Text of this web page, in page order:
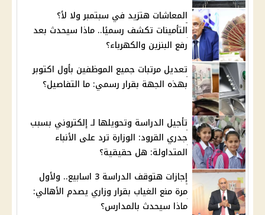
المعاشات هتزيد في سبتمبر ولا لأ؟
التأمينات تكشف رسميًا.. ماذا سيحدث بعد
رفع البنزين والكهرباء؟
تعديل مرتبات جميع الموظفين بأول اكتوبر
بهذه الجهة بقرار رسمي: ما التفاصيل؟
تأجيل الدراسة وتحويلها لـ إلكتروني بسبب
جدري القرود: الوزارة ترد على الأنباء
المتداولة: هل حقيقية؟
إجازات هتوقف الدراسة 3 اسابيع.. ولأول
مرة منع الغياب بقرار وزاري يصدم الأهالي:
ماذا سيحدث بالمدارس؟